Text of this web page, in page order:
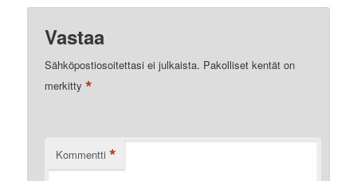
Vastaa
Sähköpostiosoitettasi ei julkaista. Pakolliset kentät on
merkitty*
Kommentti *